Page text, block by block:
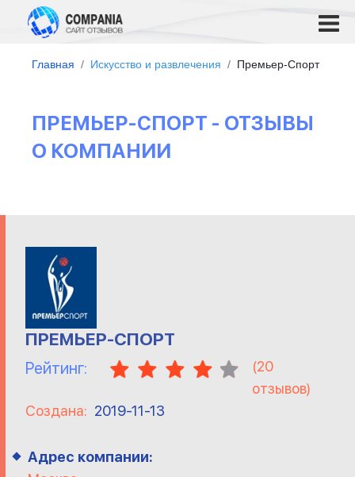
Главная Искусство и развлечения Премьер-Спорт
ПРЕМЬЕР-СПОРТ - ОТЗЫВЫ
О КОМПАНИИ
ПРЕМЬЕР-СПОРТ
Рейтинг: (20
отзывов)
Создана: 2019-11-13
Адрес компании: